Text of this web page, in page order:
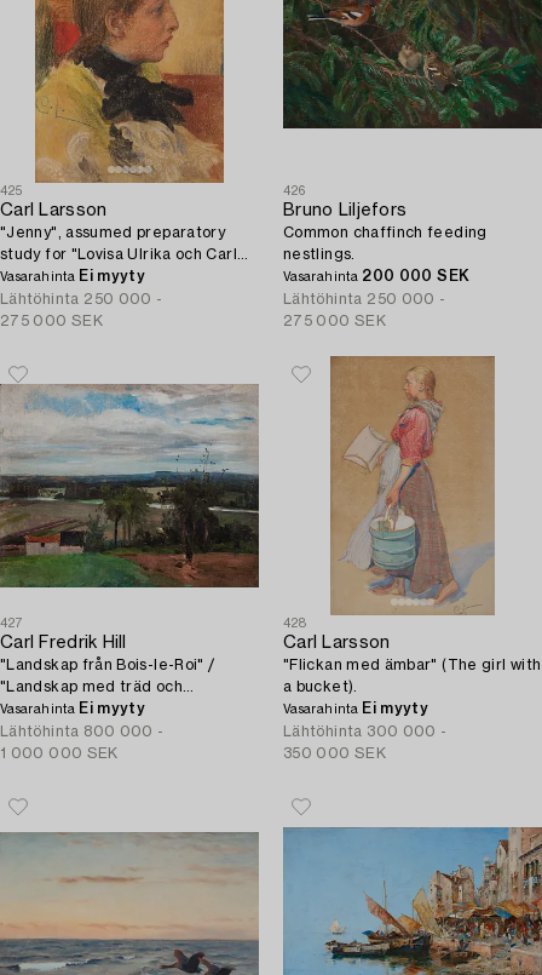
425
Carl Larsson
"Jenny", assumed preparatory
study for "Lovisa Ulrika och Carl
Gustav Tessin" (one of the murals
in the Nationalmuseum).
Vasarahinta Ei myyty
Lähtöhinta 250 000 -
275 000 SEK
426
Bruno Liljefors
Common chaffinch feeding
nestlings.
Vasarahinta 200 000 SEK
Lähtöhinta 250 000 -
275 000 SEK
427
Carl Fredrik Hill
"Landskap från Bois-le-Roi" /
"Landskap med träd och
bondgård" (Landscape from Bois-
le-Roi / Landscape with tree &
farm).
Vasarahinta Ei myyty
Lähtöhinta 800 000 -
1 000 000 SEK
428
Carl Larsson
"Flickan med ämbar" (The girl with
a bucket).
Vasarahinta Ei myyty
Lähtöhinta 300 000 -
350 000 SEK